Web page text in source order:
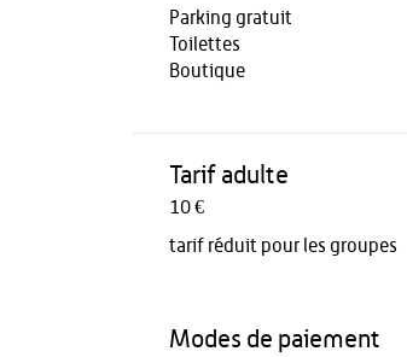
Parking gratuit
Toilettes
Boutique
Tarif adulte
10 €
tarif réduit pour les groupes
Modes de paiement